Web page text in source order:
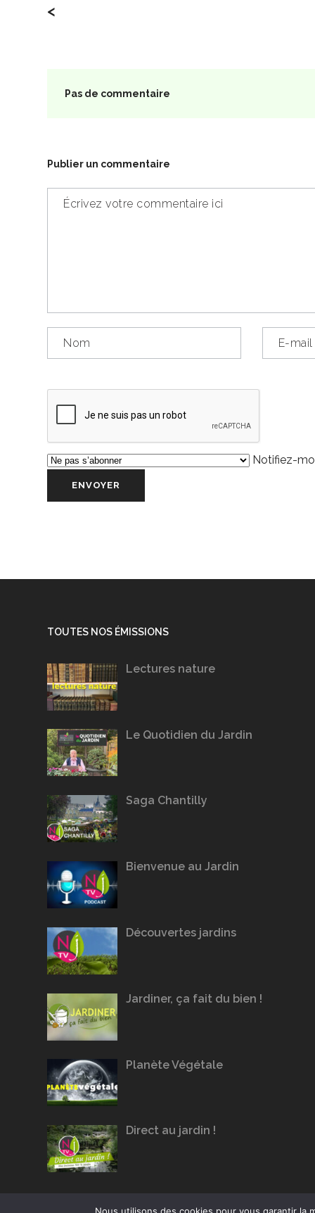
<
Pas de commentaire
Publier un commentaire
Notifiez-
TOUTES NOS ÉMISSIONS
Lectures nature
Le Quotidien du Jardin
Saga Chantilly
Bienvenue au Jardin
Découvertes jardins
Jardiner, ça fait du bien !
Planète Végétale
Direct au jardin !